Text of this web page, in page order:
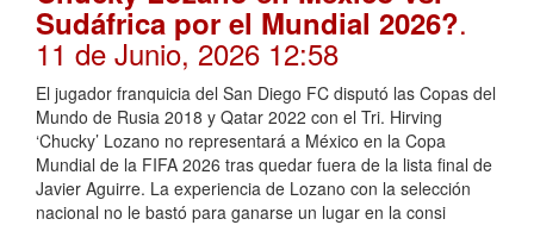
Sudáfrica por el Mundial 2026?.
11 de Junio, 2026 12:58
El jugador franquicia del San Diego FC disputó las Copas del
Mundo de Rusia 2018 y Qatar 2022 con el Tri. Hirving
‘Chucky’ Lozano no representará a México en la Copa
Mundial de la FIFA 2026 tras quedar fuera de la lista final de
Javier Aguirre. La experiencia de Lozano con la selección
nacional no le bastó para ganarse un lugar en la consi